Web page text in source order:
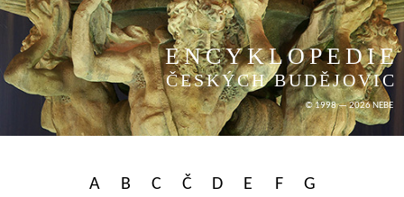
ENCYKLOPEDIE
ČESKÝCH BUDĚJOVIC
© 1998 — 2026 NEBE
A B C Č D E F
G